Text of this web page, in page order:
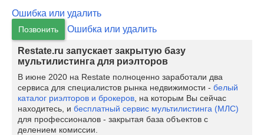
Ошибка или удалить
Позвонить Ошибка или удалить
Restate.ru запускает закрытую базу
мультилистинга для риэлторов
В июне 2020 на Restate полноценно заработали два
сервиса для специалистов рынка недвижимости - белый
каталог риэлторов и брокеров , на которым Вы сейчас
находитесь, и бесплатный сервис мультилистинга (МЛС)
для профессионалов - закрытая база объектов с
делением комиссии.